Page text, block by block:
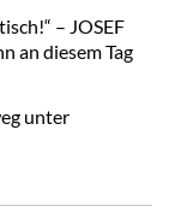
– JOSEF
an diesem Tag
unter